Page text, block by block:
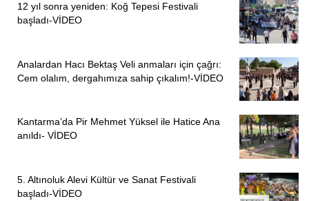
12 yıl sonra yeniden: Koğ Tepesi Festivali
başladı-VİDEO
Analardan Hacı Bektaş Veli anmaları için çağrı:
Cem olalım, dergahımıza sahip çıkalım!-VİDEO
Kantarma’da Pir Mehmet Yüksel ile Hatice Ana
anıldı- VİDEO
5. Altınoluk Alevi Kültür ve Sanat Festivali
başladı-VİDEO